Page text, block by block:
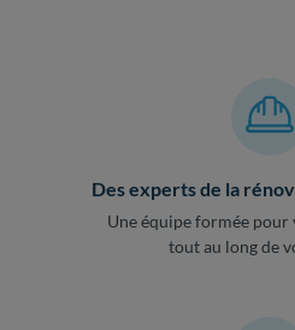
Des experts de la
Une équipe formée pour
tout au long de